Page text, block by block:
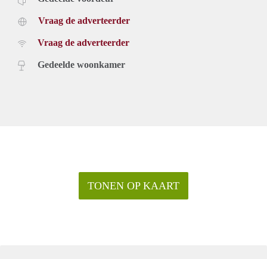
Vraag de adverteerder
Vraag de adverteerder
Gedeelde woonkamer
TONEN OP KAART